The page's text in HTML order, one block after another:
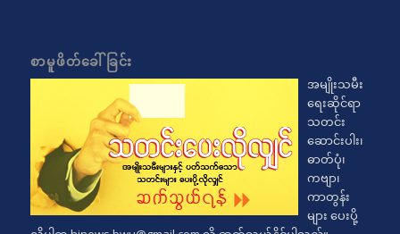
စာမူဖိတ်ခေါ်ခြင်း
အမျိုးသမီး
ရေးဆိုင်ရာ
သတင်း
ဆောင်းပါး၊
ဓာတ်ပုံ၊
ကဗျာ၊
ကာတွန်း
များ ပေးပို့